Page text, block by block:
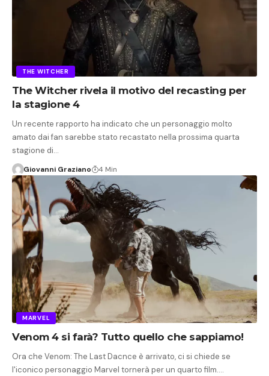
THE WITCHER
The Witcher rivela il motivo del recasting per
la stagione 4
Un recente rapporto ha indicato che un personaggio molto
amato dai fan sarebbe stato recastato nella prossima quarta
stagione di…
Giovanni Graziano 4 Min
MARVEL
Venom 4 si farà? Tutto quello che sappiamo!
Ora che Venom: The Last Dacnce è arrivato, ci si chiede se
l'iconico personaggio Marvel tornerà per un quarto film.…